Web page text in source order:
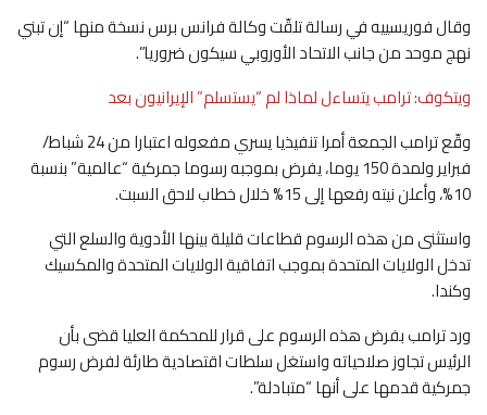
وقال فوريسييه في رسالة تلقّت وكالة فرانس برس نسخة منها “إن تبني
نهج موحد من جانب الاتحاد الأوروبي سيكون ضروريا”.
ويتكوف: ترامب يتساءل لماذا لم “يستسلم” الإيرانيون بعد
وقّع ترامب الجمعة أمرا تنفيذيا يسري مفعوله اعتبارا من 24 شباط/
فبراير ولمدة 150 يوما، يفرض بموجبه رسوما جمركية “عالمية” بنسبة
10%، وأعلن نيته رفعها إلى 15% خلال خطاب لاحق السبت.
واستثنى من هذه الرسوم قطاعات قليلة بينها الأدوية والسلع التي
تدخل الولايات المتحدة بموجب اتفاقية الولايات المتحدة والمكسيك
وكندا.
ورد ترامب بفرض هذه الرسوم على قرار للمحكمة العليا قضى بأن
الرئيس تجاوز صلاحياته واستغل سلطات اقتصادية طارئة لفرض رسوم
جمركية قدمها على أنها “متبادلة”.